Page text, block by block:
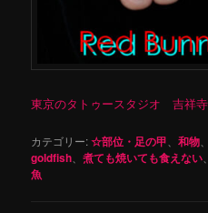
東京のタトゥースタジオ 吉祥
カテゴリー:☆部位・足の甲 、和物
goldfish 、煮ても焼いても食えない
魚